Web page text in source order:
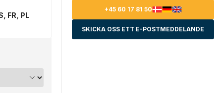
FR, PL
+45 60 17 81 50
SKICKA OSS ETT E-POSTMEDDELANDE